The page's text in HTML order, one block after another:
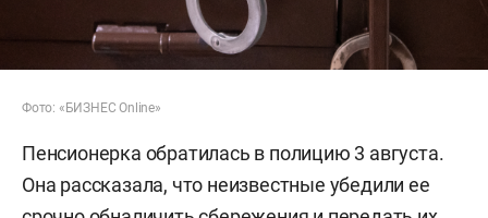
Фото: «БИЗНЕС Online»
Пенсионерка обратилась в полицию 3 августа.
Она рассказала, что неизвестные убедили ее